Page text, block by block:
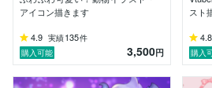
※大変申し訳ございませんが、商
はできません。ご予定のみでも、
けますと幸いです。
アイコン描きます
4.9 実績135件
購入可能
3,500円
スト
4.8
購入